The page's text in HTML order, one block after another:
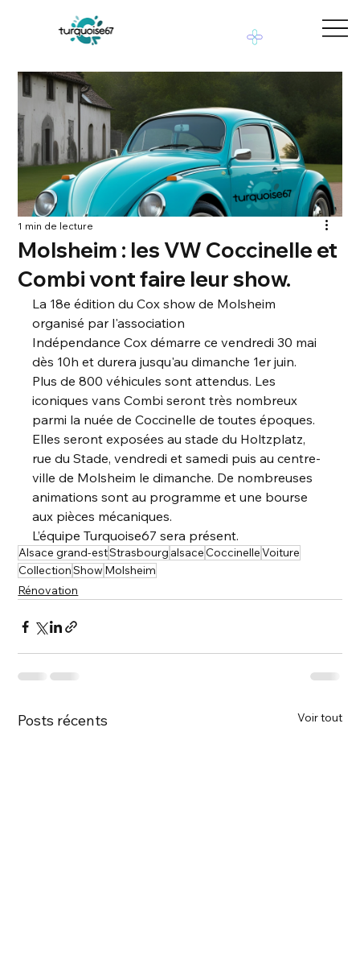
Molsheim : les VW Coccinelle et
Combi vont faire leur show.
1 min de lecture
La 18e édition du Cox show de Molsheim
organisé par l'association
Indépendance Cox démarre ce vendredi 30 mai
dès 10h et durera jusqu'au dimanche 1er juin.
Plus de 800 véhicules sont attendus. Les
iconiques vans Combi seront très nombreux
parmi la nuée de Coccinelle de toutes époques.
Elles seront exposées au stade du Holtzplatz,
rue du Stade, vendredi et samedi puis au centre-
ville de Molsheim le dimanche. De nombreuses
animations sont au programme et une bourse
aux pièces mécaniques.
L’équipe Turquoise67 sera présent.
Alsace grand-estStrasbourg alsaceCoccinelleVoiture
CollectionShow Molsheim
Rénovation
Posts récents Voir tout